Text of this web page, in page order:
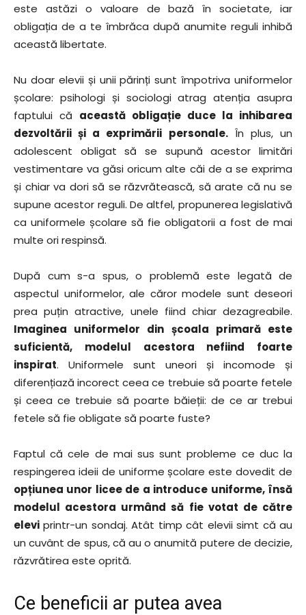
este astăzi o valoare de bază în societate, iar
obligația de a te îmbrăca după anumite reguli inhibă
această libertate.
Nu doar elevii și unii părinți sunt împotriva uniformelor
școlare: psihologi și sociologi atrag atenția asupra
faptului că această obligație duce la inhibarea
dezvoltării și a exprimării personale.În plus, un
adolescent obligat să se supună acestor limitări
vestimentare va găsi oricum alte căi de a se exprima
și chiar va dori să se răzvrătească, să arate că nu se
supune acestor reguli. De altfel, propunerea legislativă
ca uniformele școlare să fie obligatorii a fost de mai
multe ori respinsă.
După cum s-a spus, o problemă este legată de
aspectul uniformelor, ale căror modele sunt deseori
prea puțin atractive, unele fiind chiar dezagreabile.
Imaginea uniformelor din școala primară este
suficientă, modelul acestora nefiind foarte
inspirat. Uniformele sunt uneori și incomode și
diferențiază incorect ceea ce trebuie să poarte fetele
și ceea ce trebuie să poarte băieții: de ce ar trebui
fetele să fie obligate să poarte fuste?
Faptul că cele de mai sus sunt probleme ce duc la
respingerea ideii de uniforme școlare este dovedit de
opțiunea unor licee de a introduce uniforme, însă
modelul acestora urmând să fie votat de către
elevi printr-un sondaj. Atât timp cât elevii simt că au
un cuvânt de spus, că au o anumită putere de decizie,
răzvrătirea este oprită.
Ce beneficii ar putea avea